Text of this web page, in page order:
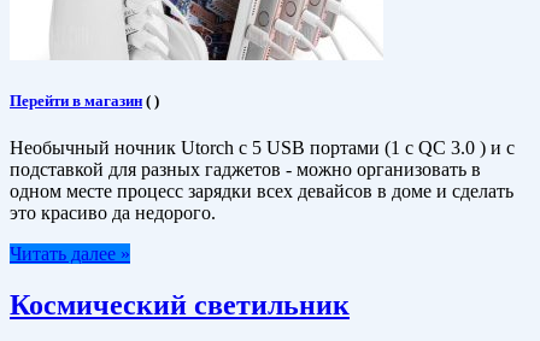
Перейти в магазин ( )
Необычный ночник Utorch с 5 USB портами (1 с QC 3.0 ) и с
подставкой для разных гаджетов - можно организовать в
одном месте процесс зарядки всех девайсов в доме и сделать
это красиво да недорого.
Читать далее »
Космический светильник